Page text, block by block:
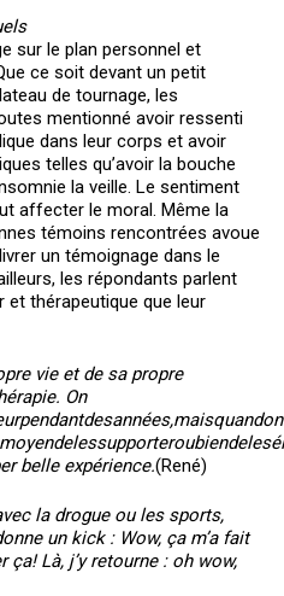
sur le plan personnel et
ce soit devant un petit
de tournage, les
mentionné avoir ressenti
dans leur corps et avoir
telles qu’avoir la bouche
la veille. Le sentiment
affecter le moral. Même la
témoins rencontrées avoue
un témoignage dans le
les répondants parlent
et thérapeutique que leur
vie et de sa propre
On
pendantdesannées,maisquandon
moyendelessupporteroubiendeles
belle expérience.(René)
la drogue oules sports,
un kick : Wow, ça m’a fait
Là, j’y retourne : oh wow,